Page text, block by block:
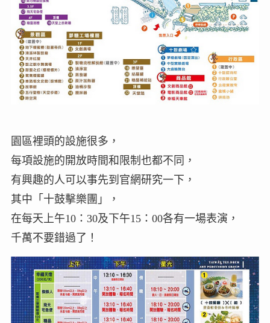
園區裡頭的設施很多，
每項設施的開放時間和限制也都不同，
有興趣的人可以事先到官網研究一下，
其中「十鼓擊樂團」，
在每天上午10：30及下午15：00各有一場表演，
千萬不要錯過了！